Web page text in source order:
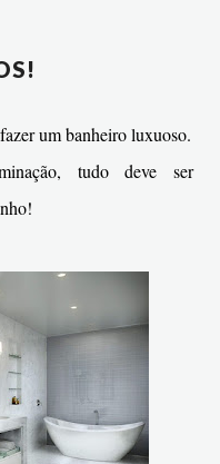
um banheiro luxuoso.
tudo deve ser